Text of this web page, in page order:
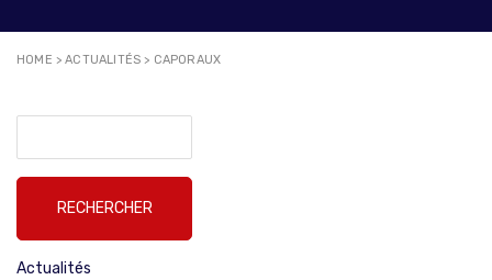
HOME >ACTUALITÉS > CAPORAUX
Actualités